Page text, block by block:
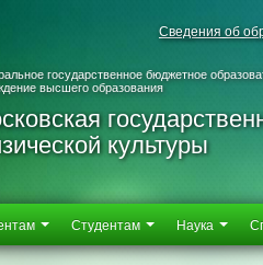
Сведения об
государственное бюджетное
высшего образования
культуры
Студентам Наука